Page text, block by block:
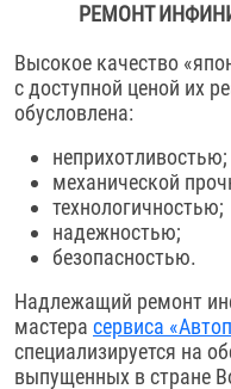
РЕМОНТ
Высокое качество
с доступной ценой их
обусловлена:
неприхотливостью;
механической
технологичностью;
надежностью;
безопасностью.
Надлежащий ремонт
мастера сервиса
специализируется на
выпущенных в стране